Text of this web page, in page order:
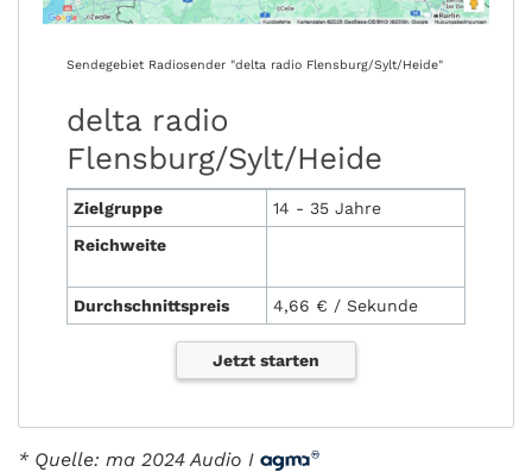
Sendegebiet Radiosender "delta radio Flensburg/Sylt/Heide"
delta radio
Flensburg/Sylt/Heide
Zielgruppe
14 - 35 Jahre
Reichweite
Durchschnittspreis 4,66 € / Sekunde
Jetzt starten
* Quelle: ma 2024 Audio I